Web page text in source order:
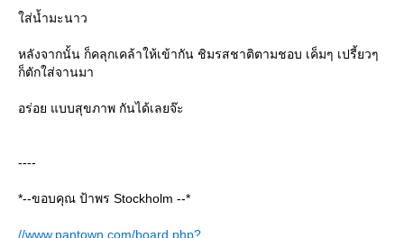
ส่น้ำมะนาว
หลังจากนั้น ก็คลุกเคล้าให้เข้ากัน ชิมรสชาติตามชอบ เค็มๆ เปรี้ยวๆ
ก็ตักใส่จานมา
อร่อย แบบสุขภาพ กันได้เลยจ๊ะ
----
*--ขอบคุณ ป้าพร Stockholm --*
//www.pantown.com/board.php?